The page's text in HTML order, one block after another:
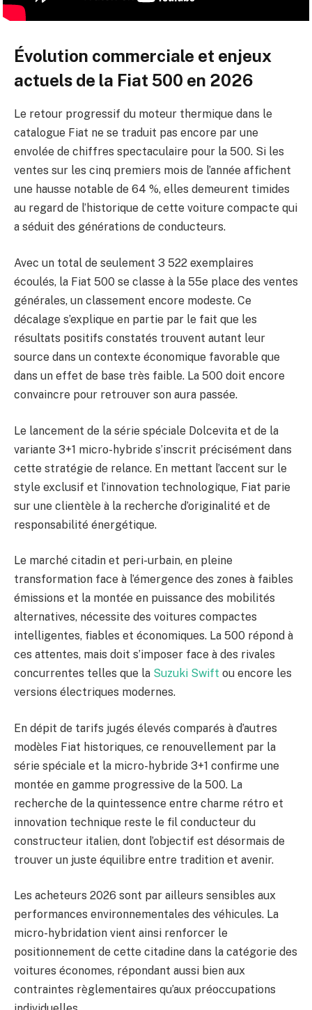
Évolution commerciale et enjeux
actuels de la Fiat 500 en 2026
Le retour progressif du moteur thermique dans le
catalogue Fiat ne se traduit pas encore par une
envolée de chiffres spectaculaire pour la 500. Si les
ventes sur les cinq premiers mois de l’année affichent
une hausse notable de 64 %, elles demeurent timides
au regard de l’historique de cette voiture compacte qui
a séduit des générations de conducteurs.
Avec un total de seulement 3 522 exemplaires
écoulés, la Fiat 500 se classe à la 55e place des ventes
générales, un classement encore modeste. Ce
décalage s’explique en partie par le fait que les
résultats positifs constatés trouvent autant leur
source dans un contexte économique favorable que
dans un effet de base très faible. La 500 doit encore
convaincre pour retrouver son aura passée.
Le lancement de la série spéciale Dolcevita et de la
variante 3+1 micro-hybride s’inscrit précisément dans
cette stratégie de relance. En mettant l’accent sur le
style exclusif et l’innovation technologique, Fiat parie
sur une clientèle à la recherche d’originalité et de
responsabilité énergétique.
Le marché citadin et peri-urbain, en pleine
transformation face à l’émergence des zones à faibles
émissions et la montée en puissance des mobilités
alternatives, nécessite des voitures compactes
intelligentes, fiables et économiques. La 500 répond à
ces attentes, mais doit s’imposer face à des rivales
concurrentes telles que la Suzuki Swift ou encore les
versions électriques modernes.
En dépit de tarifs jugés élevés comparés à d’autres
modèles Fiat historiques, ce renouvellement par la
série spéciale et la micro-hybride 3+1 confirme une
montée en gamme progressive de la 500. La
recherche de la quintessence entre charme rétro et
innovation technique reste le fil conducteur du
constructeur italien, dont l’objectif est désormais de
trouver un juste équilibre entre tradition et avenir.
Les acheteurs 2026 sont par ailleurs sensibles aux
performances environnementales des véhicules. La
micro-hybridation vient ainsi renforcer le
positionnement de cette citadine dans la catégorie des
voitures économes, répondant aussi bien aux
contraintes règlementaires qu’aux préoccupations